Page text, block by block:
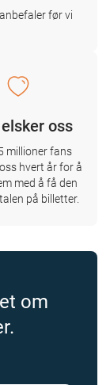
før vi
oss
millioner fans
hvert år for å
med å få den
på billetter.
om